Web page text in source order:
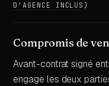
D'AGENCE INCLUS)
Compromis de
Avant-contrat signé
engage les deux